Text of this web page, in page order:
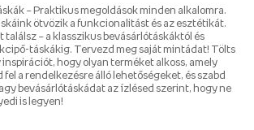
– Praktikus megoldások minden alkalomra.
ötvözik a funkcionalitást és az esztétikát.
– a klasszikus bevásárlótáskáktól és
táskákig. Tervezd meg saját mintádat! Tölts
hogy olyan terméket alkoss, amely
fel a rendelkezésre álló lehetőségeket, és szabd
bevásárlótáskádat az ízlésed szerint, hogy ne
is legyen!